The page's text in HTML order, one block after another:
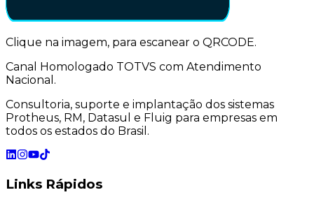
Clique na imagem, para escanear o QRCODE.
Canal Homologado TOTVS com Atendimento
Nacional.
Consultoria, suporte e implantação dos sistemas
Protheus, RM, Datasul e Fluig para empresas em
todos os estados do Brasil.
Links Rápidos